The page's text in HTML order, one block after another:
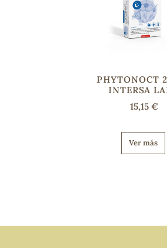
PHYTONOCT
INTERSA
15,15 €
Ver más